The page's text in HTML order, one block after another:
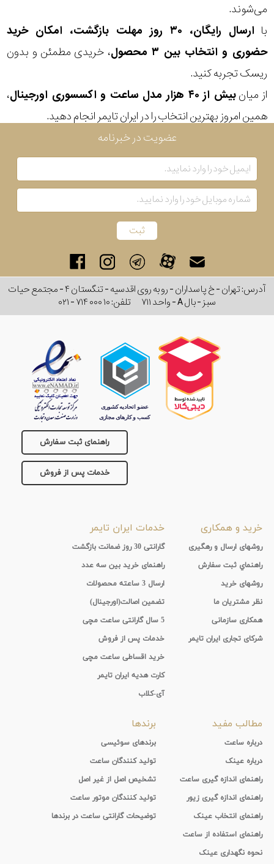
می‌شوند.
با
ارسال رایگان، ۳۰ روز مهلت بازگشت، امکان خرید
حضوری و انتخاب بین ۳ محصول
، خریدی مطمئن و بدون
ریسک تجربه کنید.
از میانبیش از ۴۰ هزار مدل ساعت و اکسسوری اورجینال
،
همین امروز بهترین انتخاب را در ایران تایمر انجام دهید.
موتور
رنگ
ساعت
جنس
بکاررفته
کشور
عضویت در خبرنامه
آدرس: تهران - خ پاسداران - رو به روی اقدسیه - تنگستان ۴ - مجتمع حیات
سبز - بال A - واحد ۷۱۱
تلفن:۰۲۱ - ۷۱۴ ۰۰۰ ۱۰
راهنمای ثبت سفارش
خدمات پس از فروش
خرید و همکاری
روشهای ارسال و رهگیری
راهنماي ثبت سفارش
روشهای خرید
نظر مشتریان ما
همکاری سازمانی
شرکای تجاری ایران تایمر
خدمات ایران تایمر
گارانتی 30 روز ضمانت بازگشت
راهنمای خرید بین سه عدد
ارسال 3 ساعته محصولات
تضمین اصالت(اورجینال)
5 سال گارانتی ساعت مچی
خدمات پس از فروش
خرید اقساطی ساعت مچی
کارت هدیه ایران تایمر
آی-کلاب
مطالب مفید
درباره ساعت
درباره عینک
راهنمای اندازه گیری ساعت
راهنمای اندازه گیری زیور
راهنمای انتخاب عینک
راهنمای استفاده از ساعت
نحوه نگهداری عینک
برندها
برندهای سوئیسی
تولید کنندگان ساعت
تشخیص اصل از غیر اصل
تولید کنندگان موتور ساعت
توضیحات گارانتی ساعت در برندها